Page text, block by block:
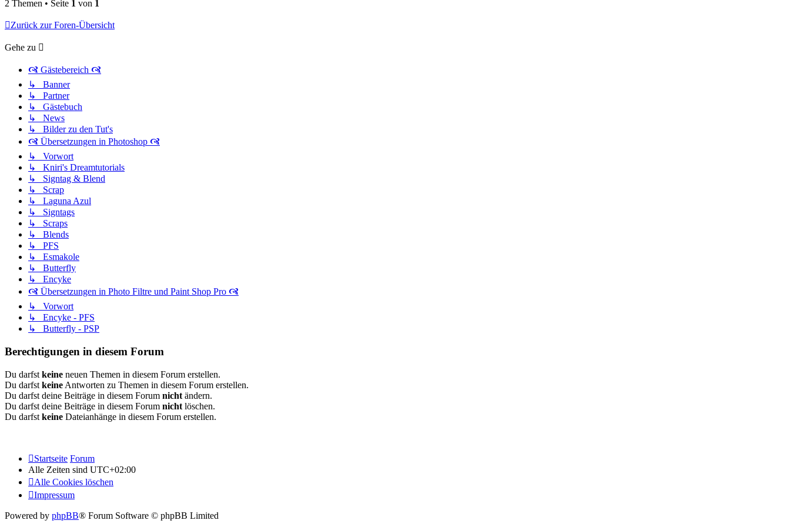
2 Themen • Seite 1 von 1
Zurück zur Foren-Übersicht
Gehe zu
🙧 Gästebereich 🙧
↳ Banner
↳ Partner
↳ Gästebuch
↳ News
↳ Bilder zu den Tut's
🙧 Übersetzungen in Photoshop 🙧
↳ Vorwort
↳ Kniri's Dreamtutorials
↳ Signtag & Blend
↳ Scrap
↳ Laguna Azul
↳ Signtags
↳ Scraps
↳ Blends
↳ PFS
↳ Esmakole
↳ Butterfly
↳ Encyke
🙧 Übersetzungen in Photo Filtre und Paint Shop Pro 🙧
↳ Vorwort
↳ Encyke - PFS
↳ Butterfly - PSP
Berechtigungen in diesem Forum
Du darfst keine neuen Themen in diesem Forum erstellen.
Du darfst keine Antworten zu Themen in diesem Forum erstellen.
Du darfst deine Beiträge in diesem Forum nicht ändern.
Du darfst deine Beiträge in diesem Forum nicht löschen.
Du darfst keine Dateianhänge in diesem Forum erstellen.
Startseite Forum
Alle Zeiten sind UTC+02:00
Alle Cookies löschen
Impressum
Powered by phpBB® Forum Software © phpBB Limited